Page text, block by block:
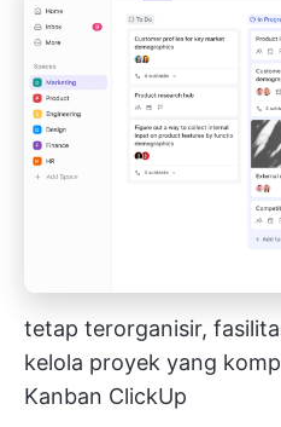
tetap terorganisir,
kelola proyek yang
Kanban ClickUp